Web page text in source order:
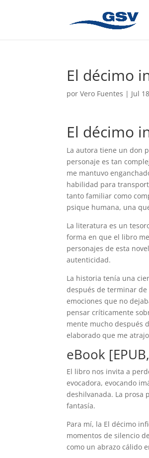
El décimo
porVero Fuentes | Jul
El décimo
La autora tiene un don
personaje es tan
me mantuvo
habilidad para
tanto familiar como
psique humana, una
La literatura es un
forma en que el libro
personajes de esta
autenticidad.
La historia tenía una
después de terminar
emociones que no
pensar críticamente
mente mucho después
elaborado que me
eBook
El libro nos invita a
evocadora, evocando
deshilvanada. La prosa
fantasía.
Para mí, la El décimo
momentos de silencio
como un abrazo cálido